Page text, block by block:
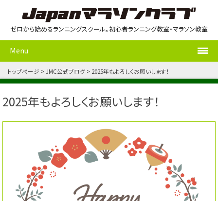
ゼロから始めるランニングスクール。初心者ランニング教室・マラソン教室
Menu
トップページ JMC公式ブログ 2025年もよろしくお願いします！
2025年もよろしくお願いします！